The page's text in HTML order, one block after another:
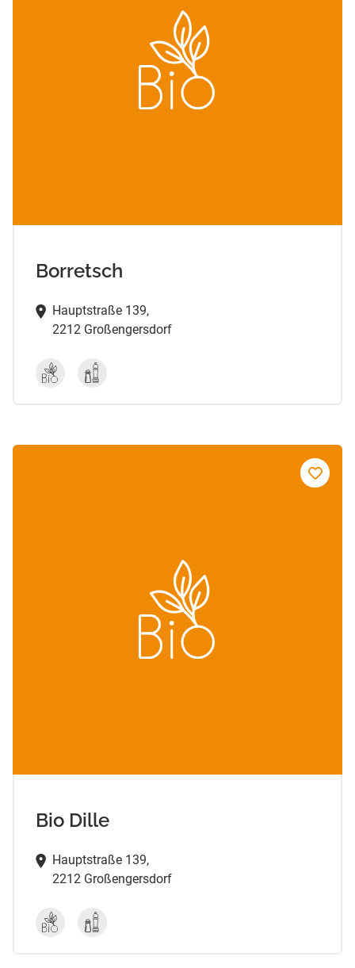
Borretsch
Hauptstraße 139,
2212 Großengersdorf
Bio Dille
Hauptstraße 139,
2212 Großengersdorf